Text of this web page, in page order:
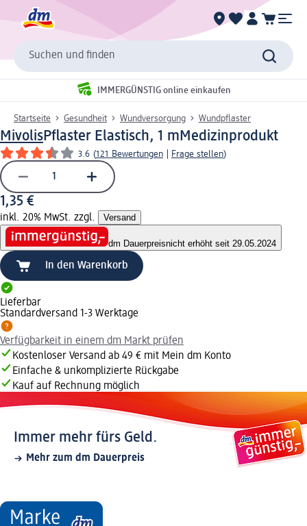
Suchen und finden
IMMERGÜNSTIG online einkaufen
Startseite Gesundheit Wundversorgung Wundpflaster
MivolisPflaster Elastisch, 1 mMedizinprodukt
3.6 (121 Bewertungen Frage stellen)
1,35 €
inkl. 20% MwSt. zzgl. Versand
dm Dauerpreisnicht erhöht seit 29.05.2024
In den Warenkorb
Lieferbar
Standardversand 1-3 Werktage
Verfügbarkeit in einem dm Markt prüfen
Kostenloser Versand ab 49 € mit Mein dm Konto
Einfache & unkomplizierte Rückgabe
Kauf auf Rechnung möglich
Immer mehr fürs Geld.
Mehr zum dm Dauerpreis